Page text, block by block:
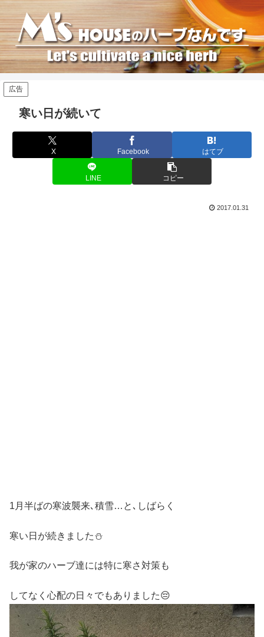
広告
寒い日が続いて
X Facebook はてブ
LINE コピー
2017.01.31
1月半ばの寒波襲来､積雪…と､しばらく
寒い日が続きました⛄️
我が家のハーブ達には特に寒さ対策も
してなく心配の日々でもありました😔